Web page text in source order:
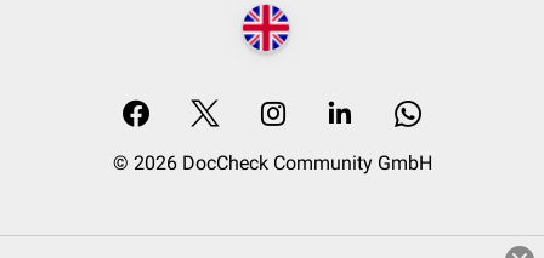
© 2026 DocCheck Community GmbH